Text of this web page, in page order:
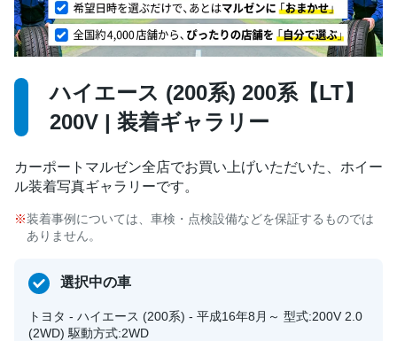
ハイエース (200系) 200系【LT】
200V | 装着ギャラリー
カーポートマルゼン全店でお買い上げいただいた、ホイー
ル装着写真ギャラリーです。
装着事例については、車検・点検設備などを保証するものでは
ありません。
選択中の車
トヨタ - ハイエース (200系) - 平成16年8月～ 型式:200V 2.0
(2WD) 駆動方式:2WD